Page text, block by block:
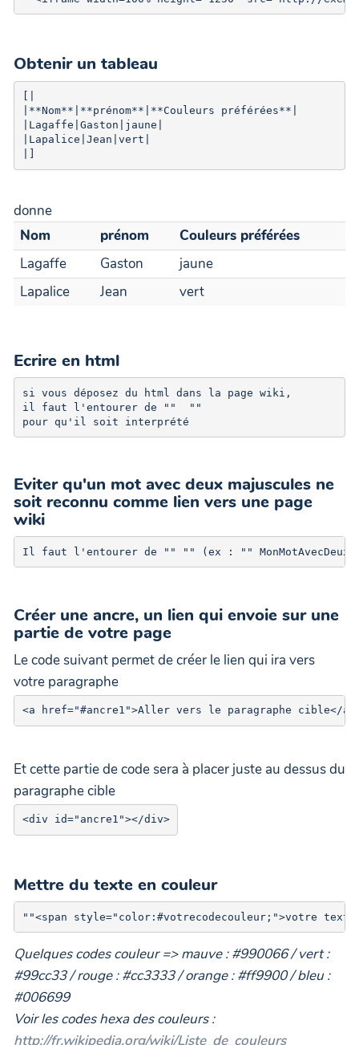
Obtenir un tableau
|**Nom**|**prénom**|**Couleurs préférées**|
|Lagaffe|Gaston|jaune|
|Lapalice|Jean|vert|
donne
Nom
prénom
Couleurs préférées
Lagaffe
Gaston
jaune
Lapalice
Jean vert
Ecrire en html
si vous déposez du html dans la page wiki,
il faut l'entourer de ""
""
pour qu'il soit interprété
Eviter qu'un mot avec deux majuscules ne
soit reconnu comme lien vers une page
wiki
Il faut l'entourer de "" "" (ex : ""
Créer une ancre, un lien qui envoie sur une
partie de votre page
Le code suivant permet de créer le lien qui ira vers
votre paragraphe
Et cette partie de code sera à placer juste au dessus du
paragraphe cible
<div id="ancre1"></div>
Mettre du texte en couleur
Quelques codes couleur => mauve : #990066 / vert :
#99cc33 / rouge : #cc3333 / orange : #ff9900 / bleu :
#006699
Voir les codes hexa des couleurs :
http://fr.wikipedia.org/wiki/Liste_de_couleurs